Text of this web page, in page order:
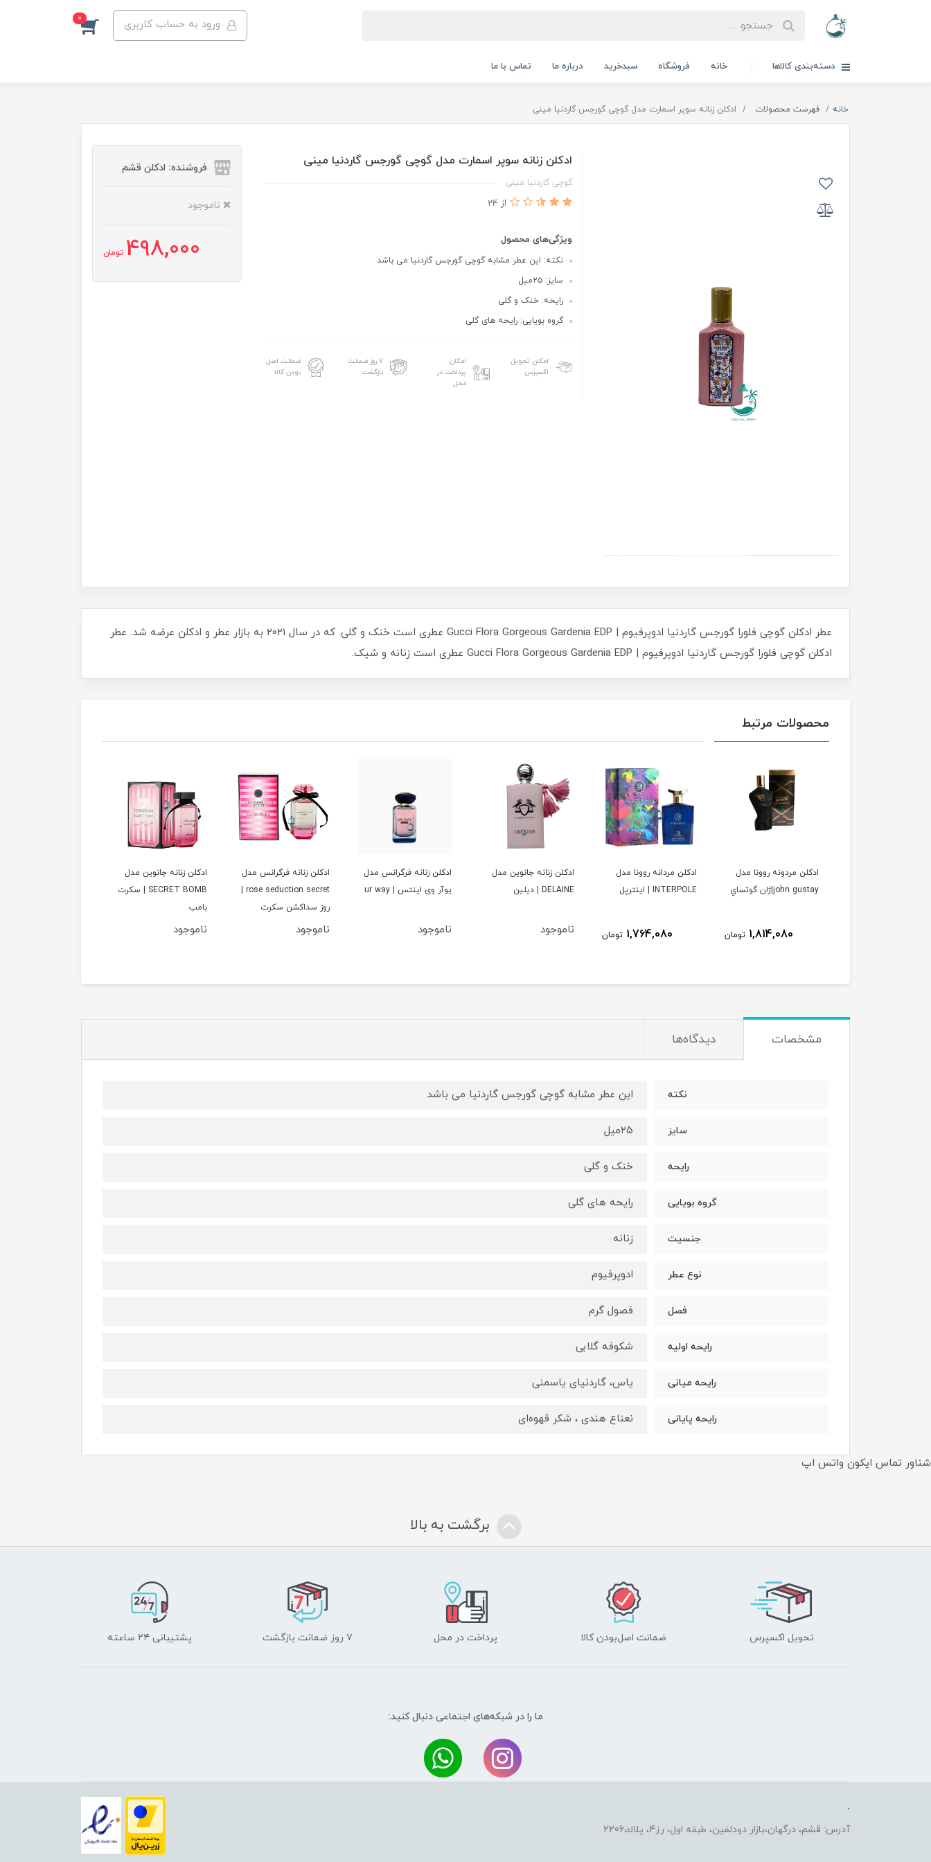
ورود به حساب کاربری 0
دسته‌بندی کالاها خانه فروشگاه سبدخرید درباره ما تماس با ما
خانه فهرست محصولات ادکلن زنانه سوپر اسمارت مدل گوچی گورجس گاردنیا مینی
ادکلن زنانه سوپر اسمارت مدل گوچی گورجس گاردنیا مینی
گوچی گاردنیا مینی
از 24
ویژگی‌های محصول
نکته: این عطر مشابه گوچی گورجس گاردنیا می باشد
سایز: ۲۵میل
رایحه: خنک و گلی
گروه بویایی: رایحه های گلی
امکان تحویل
اکسپرس
امکان
پرداخت در
محل
۷ روز ضمانت
بازگشت
ضمانت اصل
بودن کالا
فروشنده: ادکلن قشم
ناموجود
498,000 تومان
عطر ادکلن گوچی فلورا گورجس گاردنیا ادوپرفیوم | Gucci Flora Gorgeous Gardenia EDP عطری است خنک و گلی. که در سال 2021 به بازار عطر و ادکلن عرضه شد. عطر
ادکلن گوچی فلورا گورجس گاردنیا ادوپرفیوم | Gucci Flora Gorgeous Gardenia EDP عطری است زنانه و شیک.
محصولات مرتبط
ادكلن مردونه روونا مدل
john gustay|ژان گوتساي
1,814,080 تومان
ادكلن مردانه روونا مدل
INTERPOLE | اينترپل
1,764,080 تومان
ادكلن زنانه جانوين مدل
DELAINE | ديلين
ناموجود
ادكلن زنانه فرگرانس مدل
يوآر وى اينتس | ur way
ناموجود
ادكلن زنانه فرگرانس مدل
روز سداكشن سكرت
ناموجود
ادكلن زنانه جانوين مدل
SECRET BOMB | سكرت
بامب
ناموجود
مشخصات دیدگاه‌ها
نکته این عطر مشابه گوچی گورجس گاردنیا می باشد
سایز ۲۵میل
رایحه خنک و گلی
گروه بویایی رایحه های گلی
جنسیت زنانه
نوع عطر ادوپرفیوم
فصل فصول گرم
رایحه اولیه شکوفه گلابی
رایحه میانی یاس، گاردنیای یاسمنی
رایحه پایانی نعناع هندی ، شکر قهوه‌ای
شناور تماس ایکون واتس اپ
برگشت به بالا
تحویل اکسپرس ضمانت اصل‌بودن کالا پرداخت در محل ۷ روز ضمانت بازگشت پشتیبانی ۲۴ ساعته
ما را در شبکه‌های اجتماعی دنبال کنید:
.
آدرس: قشم، درگهان،بازار دودلفين، طبقه اول، رز4، پلاك2206